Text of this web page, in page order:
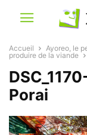
Accueil
Ayoreo, le
produire de la viande
Porai